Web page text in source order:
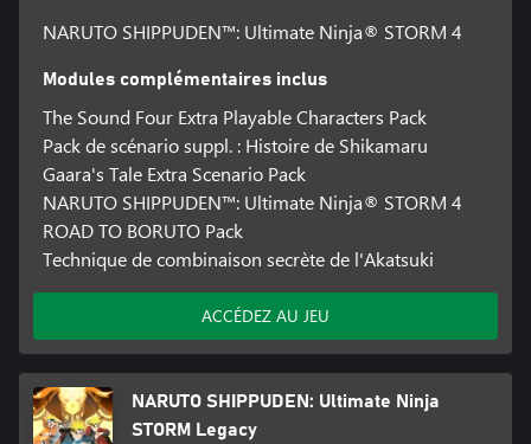
NARUTO SHIPPUDEN™: Ultimate Ninja® STORM 4
Modules complémentaires inclus
The Sound Four Extra Playable Characters Pack
Pack de scénario suppl. : Histoire de Shikamaru
Gaara's Tale Extra Scenario Pack
NARUTO SHIPPUDEN™: Ultimate Ninja® STORM 4
ROAD TO BORUTO Pack
Technique de combinaison secrète de l'Akatsuki
ACCÉDEZ AU JEU
NARUTO SHIPPUDEN: Ultimate Ninja
STORM Legacy